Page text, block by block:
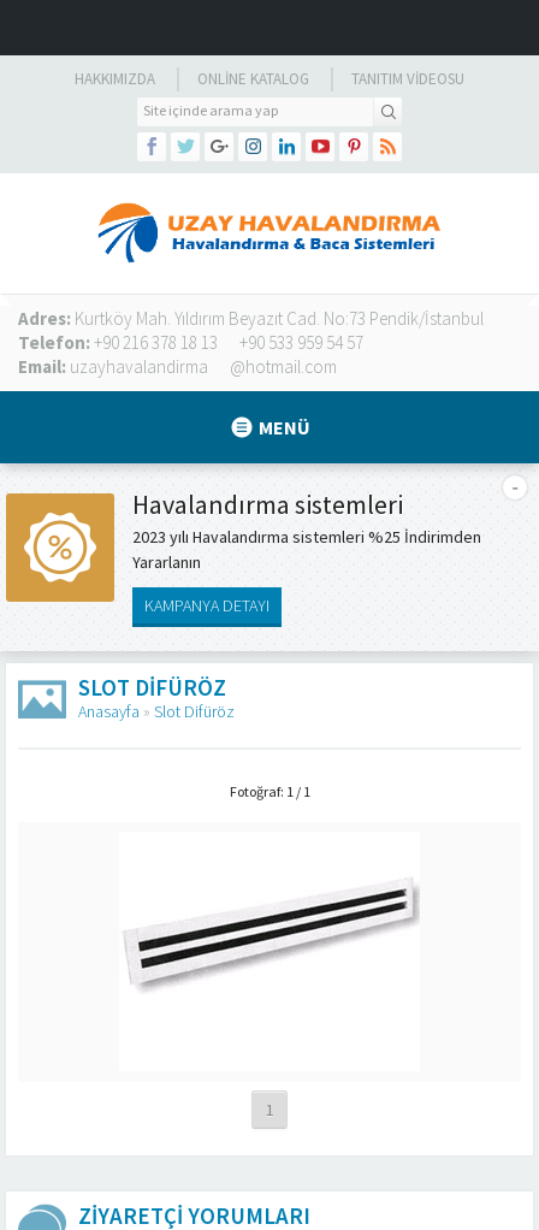
HAKKIMIZDA ONLINE KATALOG TANITIM VIDEOSU
Adres: Kurtköy Mah. Yıldırım Beyazıt Cad. No:73 Pendik/İstanbul
Telefon: +90 216 378 18 13
+90 533 959 54 57
Email: uzayhavalandirma @hotmail.com
MENÜ
Havalandırma sistemleri
2023 yılı Havalandırma sistemleri %25 İndirimden
Yararlanın
KAMPANYA DETAYI
SLOT DIFÜRÖZ
Anasayfa » Slot Difüröz
Fotoğraf: 1 / 1
1
ZİYARETÇİ YORUMLARI